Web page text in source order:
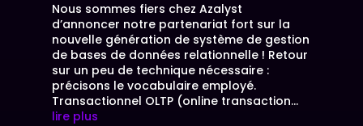
Nous sommes fiers chez Azalyst
d’annoncer notre partenariat fort sur la
nouvelle génération de système de gestion
de bases de données relationnelle ! Retour
sur un peu de technique nécessaire :
précisons le vocabulaire employé.
Transactionnel OLTP (online transaction...
lire plus